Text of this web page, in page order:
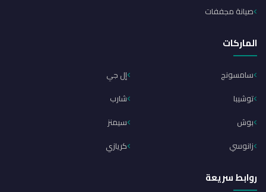
صيانة مجففات
الماركات
سامسونج
إل جي
توشيبا
شارب
بوش
سيمنز
زانوسي
كريازي
روابط سريعة